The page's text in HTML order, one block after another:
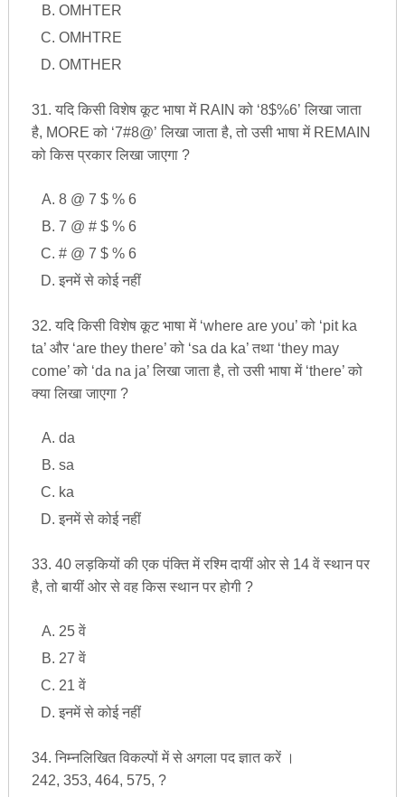
OMHTER
OMHTRE
OMTHER
31. यदि किसी विशेष कूट भाषा में RAIN को ‘8$%6’ लिखा जाता
है, MORE को ‘7#8@’ लिखा जाता है, तो उसी भाषा में REMAIN
को किस प्रकार लिखा जाएगा ?
8 @ 7 $ % 6
7 @ # $ % 6
# @ 7 $ % 6
इनमें से कोई नहीं
32. यदि किसी विशेष कूट भाषा में ‘where are you’ को ‘pit ka
ta’ और ‘are they there’ को ‘sa da ka’ तथा ‘they may
come’ को ‘da na ja’ लिखा जाता है, तो उसी भाषा में ‘there’ को
क्या लिखा जाएगा ?
da
sa
ka
इनमें से कोई नहीं
33. 40 लड़कियों की एक पंक्ति में रश्मि दायीं ओर से 14 वें स्थान पर
है, तो बायीं ओर से वह किस स्थान पर होगी ?
25 वें
27 वें
21 वें
इनमें से कोई नहीं
34. निम्नलिखित विकल्पों में से अगला पद ज्ञात करें ।
242, 353, 464, 575, ?